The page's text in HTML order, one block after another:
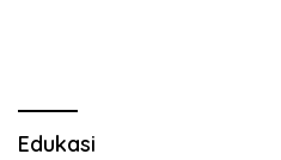
Edukasi